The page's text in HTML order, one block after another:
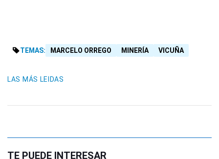
TEMAS: MARCELO ORREGO MINERÍA VICUÑA
LAS MÁS LEIDAS
TE PUEDE INTERESAR